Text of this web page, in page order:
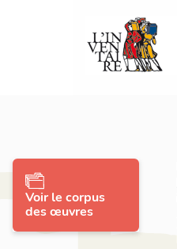
Voir le corpus
des œuvres